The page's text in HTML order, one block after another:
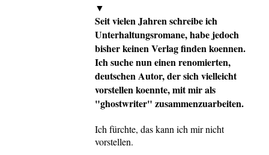
▼
Seit vielen Jahren schreibe ich
Unterhaltungsromane, habe jedoch
bisher keinen Verlag finden koennen.
Ich suche nun einen renomierten,
deutschen Autor, der sich vielleicht
vorstellen koennte, mit mir als
"ghostwriter" zusammenzuarbeiten.
Ich fürchte, das kann ich mir nicht
vorstellen.